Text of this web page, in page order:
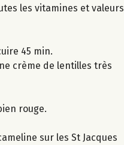
les vitamines et valeurs
45 min.
crème de lentilles très
rouge.
sur les St Jacques